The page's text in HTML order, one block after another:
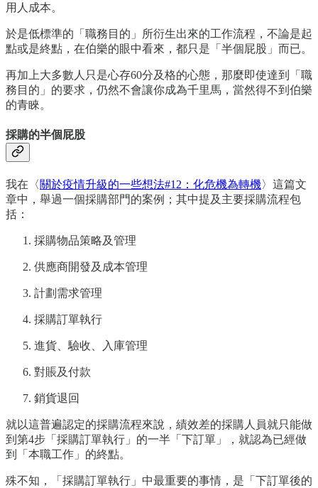
用人成本。
於是低標準的「職務目的」所衍生出來的工作流程，不論是起
點或是終點，在伯樂的眼中看來，都只是「半個屁股」而已。
再加上大多數人只是心存60分及格的心態，那麼即使達到「職
務目的」的要求，仍然不會讓你成為千里馬，當然得不到伯樂
的青睞。
採購的半個屁股
我在〈關於疫情升級的一些想法#12：化危機為轉機〉這篇文
章中，舉過一個採購部門的案例；其中提及主要採購流程包
括：
採購物品策略及管理
供應商開發及成本管理
計劃需求管理
採購訂單執行
進貨、驗收、入庫管理
對賬及付款
銷貨退回
就以這普遍認定的採購流程來說，績效差的採購人員就只能做
到第4步「採購訂單執行」的一半「下訂單」，就認為已經做
到「本職工作」的終點。
殊不知，「採購訂單執行」中最重要的事情，是「下訂單後的